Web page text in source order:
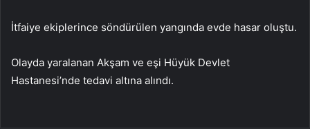
İtfaiye ekiplerince söndürülen yangında evde hasar oluştu.
Olayda yaralanan Akşam ve eşi Hüyük Devlet
Hastanesi’nde tedavi altına alındı.